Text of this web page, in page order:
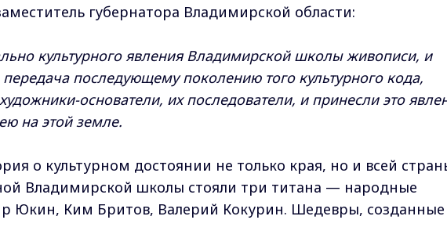
губернатора Владимирской области:
культурного явления Владимирской школы живописи, и
последующему поколению того культурного кода,
основатели, их последователи, и принесли это
на этой земле.
о культурном достоянии не только края, но и всей
Владимирской школы стояли три титана — народные
Юкин, Ким Бритов, Валерий Кокурин. Шедевры, созданные